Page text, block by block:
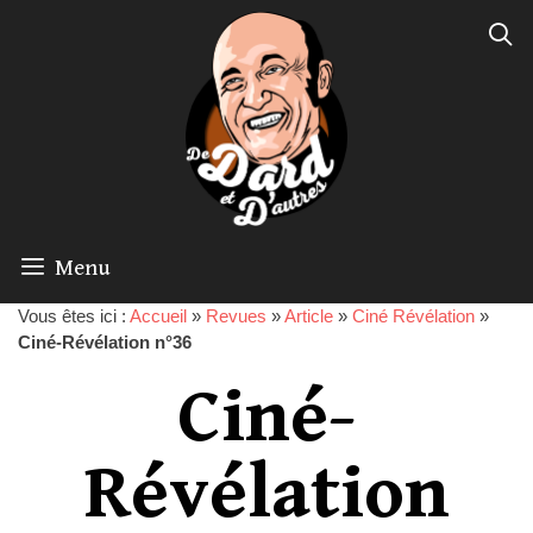
Menu
Vous êtes ici : Accueil » Revues »Article » Ciné Révélation »
Ciné-Révélation n°36
Ciné-
Révélation